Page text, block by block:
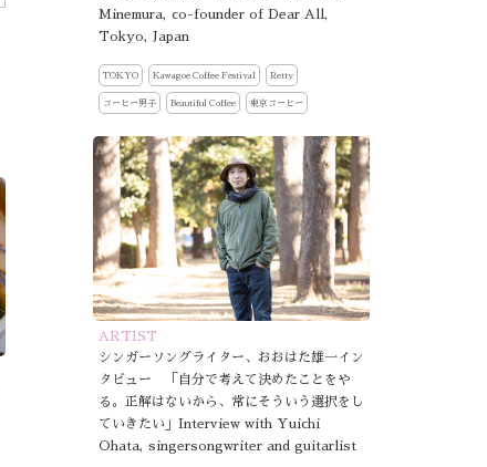
Minemura, co-founder of Dear All,
Tokyo, Japan
TOKYO Kawagoe Coffee Festival Retty
コーヒー男子 Beautiful Coffee 東京コーヒー
ARTIST
シンガーソングライター、おおはた雄一イン
タビュー 「自分で考えて決めたことをや
る。正解はないから、常にそういう選択をし
ていきたい」Interview with Yuichi
Ohata, singersongwriter and guitarlist